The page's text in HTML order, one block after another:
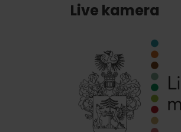
Pravidlá pobytu na
Live kamera